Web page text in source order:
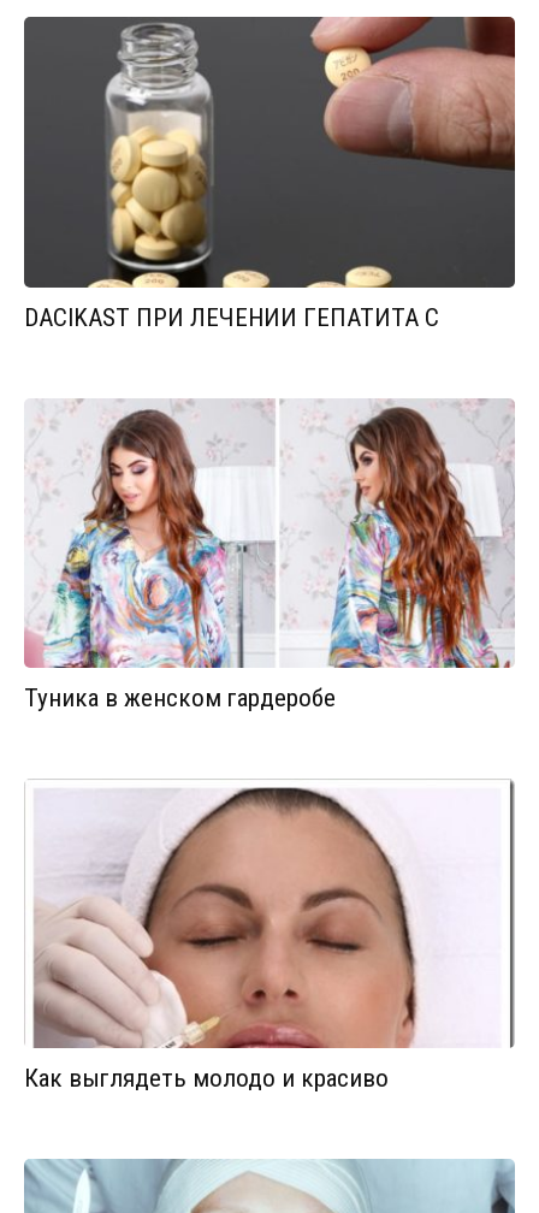
DACIKAST ПРИ ЛЕЧЕНИИ ГЕПАТИТА С
Туника в женском гардеробе
Как выглядеть молодо и красиво